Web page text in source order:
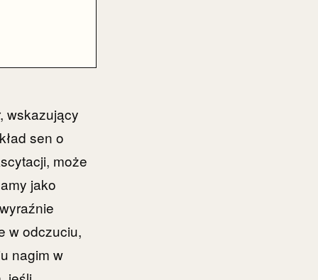
wskazujący
sen o
może
jako
w odczuciu,
nagim w